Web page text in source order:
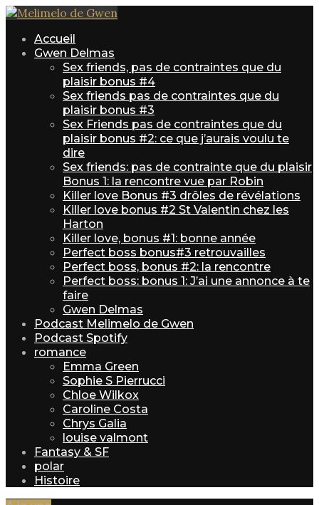
Accueil
Gwen Delmas
Sex friends, pas de contraintes que du
plaisir bonus #4
Sex friends pas de contraintes que du
plaisir bonus #3
Sex Friends pas de contraintes que du
plaisir bonus #2: ce que j’aurais voulu te
dire
Sex friends: pas de contrainte que du plaisir
Bonus 1: la rencontre vue par Robin
Killer love Bonus #3 drôles de révélations
Killer love bonus #2 St Valentin chez les
Harton
Killer love, bonus #1: bonne année
Perfect boss bonus#3 retrouvailles
Perfect boss, bonus #2: la rencontre
Perfect boss: bonus 1: J’ai une annonce à te
faire
Gwen Delmas
Podcast Melimelo de Gwen
Podcast Spotify
romance
Emma Green
Sophie S Pierrucci
Chloe Wilkox
Caroline Costa
Chrys Galia
louise valmont
Fantasy & SF
polar
Histoire